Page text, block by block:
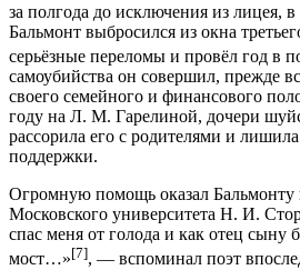
за полгода до исключения из лицея, в
Бальмонт выбросился из окна
серьёзные переломы и провёл год в
самоубийства он совершил, прежде
своего семейного и финансового
году на Л. М. Гарелиной, дочери
рассорила его с родителями и
поддержки.
Огромную помощь оказал Бальмонту
Московского университета Н. И.
спас меня от голода и как отец сыну
мост…»[7], — вспоминал поэт